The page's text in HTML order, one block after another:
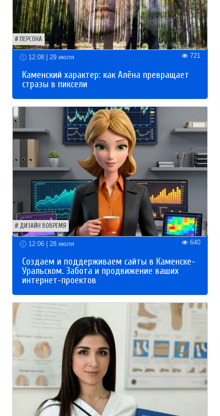
ПЕРСОНА
12:08 | 29 июля 721
Каменский характер: как Алёна превращает
стразы в пиксели
ДИЗАЙН ВОВРЕМЯ
12:06 | 28 июля 640
Создаем и поддерживаем сайты в Каменске-
Уральском. Забота и продвижение ваших
интернет-проектов